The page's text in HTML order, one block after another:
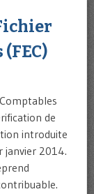
de
introduite
janvier 2014.